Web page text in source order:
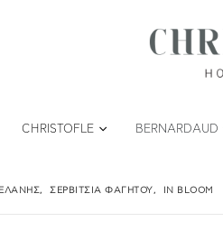
CHRISTOFLE BERNARDAUD
, ΣΕΡΒΊΤΣΙΑ ΦΑΓΗΤΟΎ, IN BLOOM